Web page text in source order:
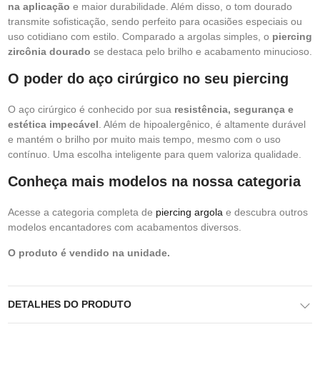
na aplicação e maior durabilidade. Além disso, o tom dourado
transmite sofisticação, sendo perfeito para ocasiões especiais ou
uso cotidiano com estilo. Comparado a argolas simples, o piercing
zircônia dourado se destaca pelo brilho e acabamento minucioso.
O poder do aço cirúrgico no seu piercing
O aço cirúrgico é conhecido por sua resistência, segurança e
estética impecável . Além de hipoalergênico, é altamente durável
e mantém o brilho por muito mais tempo, mesmo com o uso
contínuo. Uma escolha inteligente para quem valoriza qualidade.
Conheça mais modelos na nossa categoria
Acesse a categoria completa de piercing argola e descubra outros
modelos encantadores com acabamentos diversos.
O produto é vendido na unidade.
DETALHES DO PRODUTO